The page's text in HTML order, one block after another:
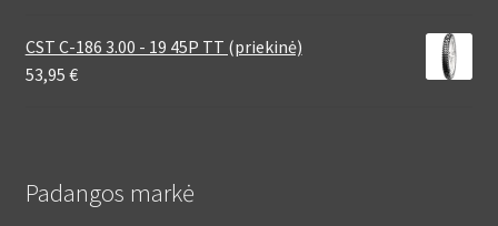
CST C-186 3.00 - 19 45P TT (priekinė)
53,95 €
Padangos markė